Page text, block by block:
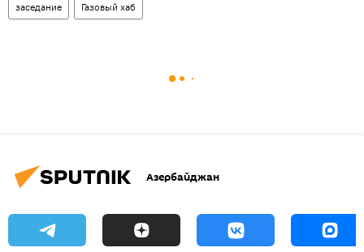
заседание Газовый хаб
Азербайджан